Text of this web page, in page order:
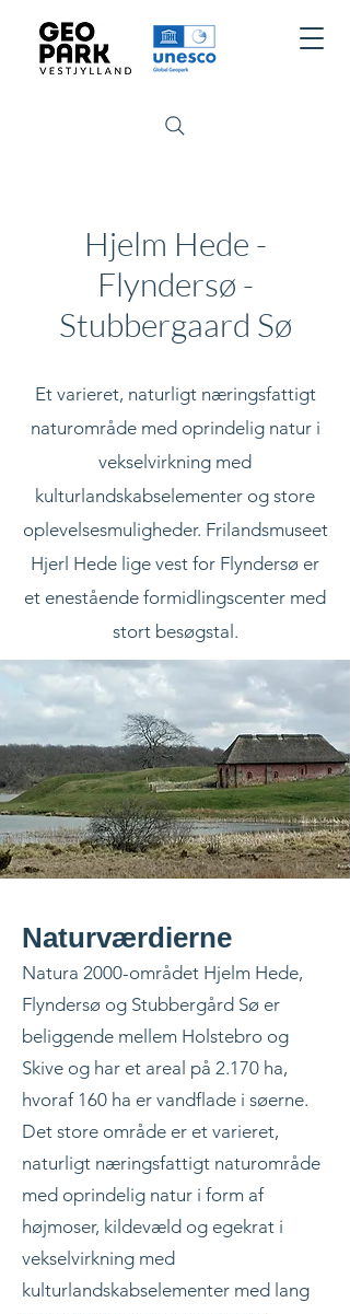
Hjelm Hede -
Flyndersø -
Stubbergaard Sø
Et varieret, naturligt næringsfattigt
naturområde med oprindelig natur i
vekselvirkning med
kulturlandskabselementer og store
oplevelsesmuligheder. Frilandsmuseet
Hjerl Hede lige vest for Flyndersø er
et enestående formidlingscenter med
stort besøgstal.
Naturværdierne
Natura 2000-området Hjelm Hede,
Flyndersø og Stubbergård Sø er
beliggende mellem Holstebro og
Skive og har et areal på 2.170 ha,
hvoraf 160 ha er vandflade i søerne.
Det store område er et varieret,
naturligt næringsfattigt naturområde
med oprindelig natur i form af
højmoser, kildevæld og egekrat i
vekselvirkning med
kulturlandskabselementer med lang